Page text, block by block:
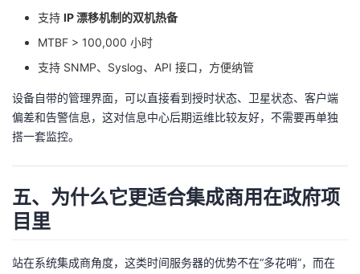
支持 IP 漂移机制的双机热备
MTBF > 100,000 小时
支持 SNMP、Syslog、API 接口，方便纳管
设备自带的管理界面，可以直接看到授时状态、卫星状态、客户端
偏差和告警信息，这对信息中心后期运维比较友好，不需要再单独
搭一套监控。
五、为什么它更适合集成商用在政府项
目里
站在系统集成商角度，这类时间服务器的优势不在“多花哨”，而在